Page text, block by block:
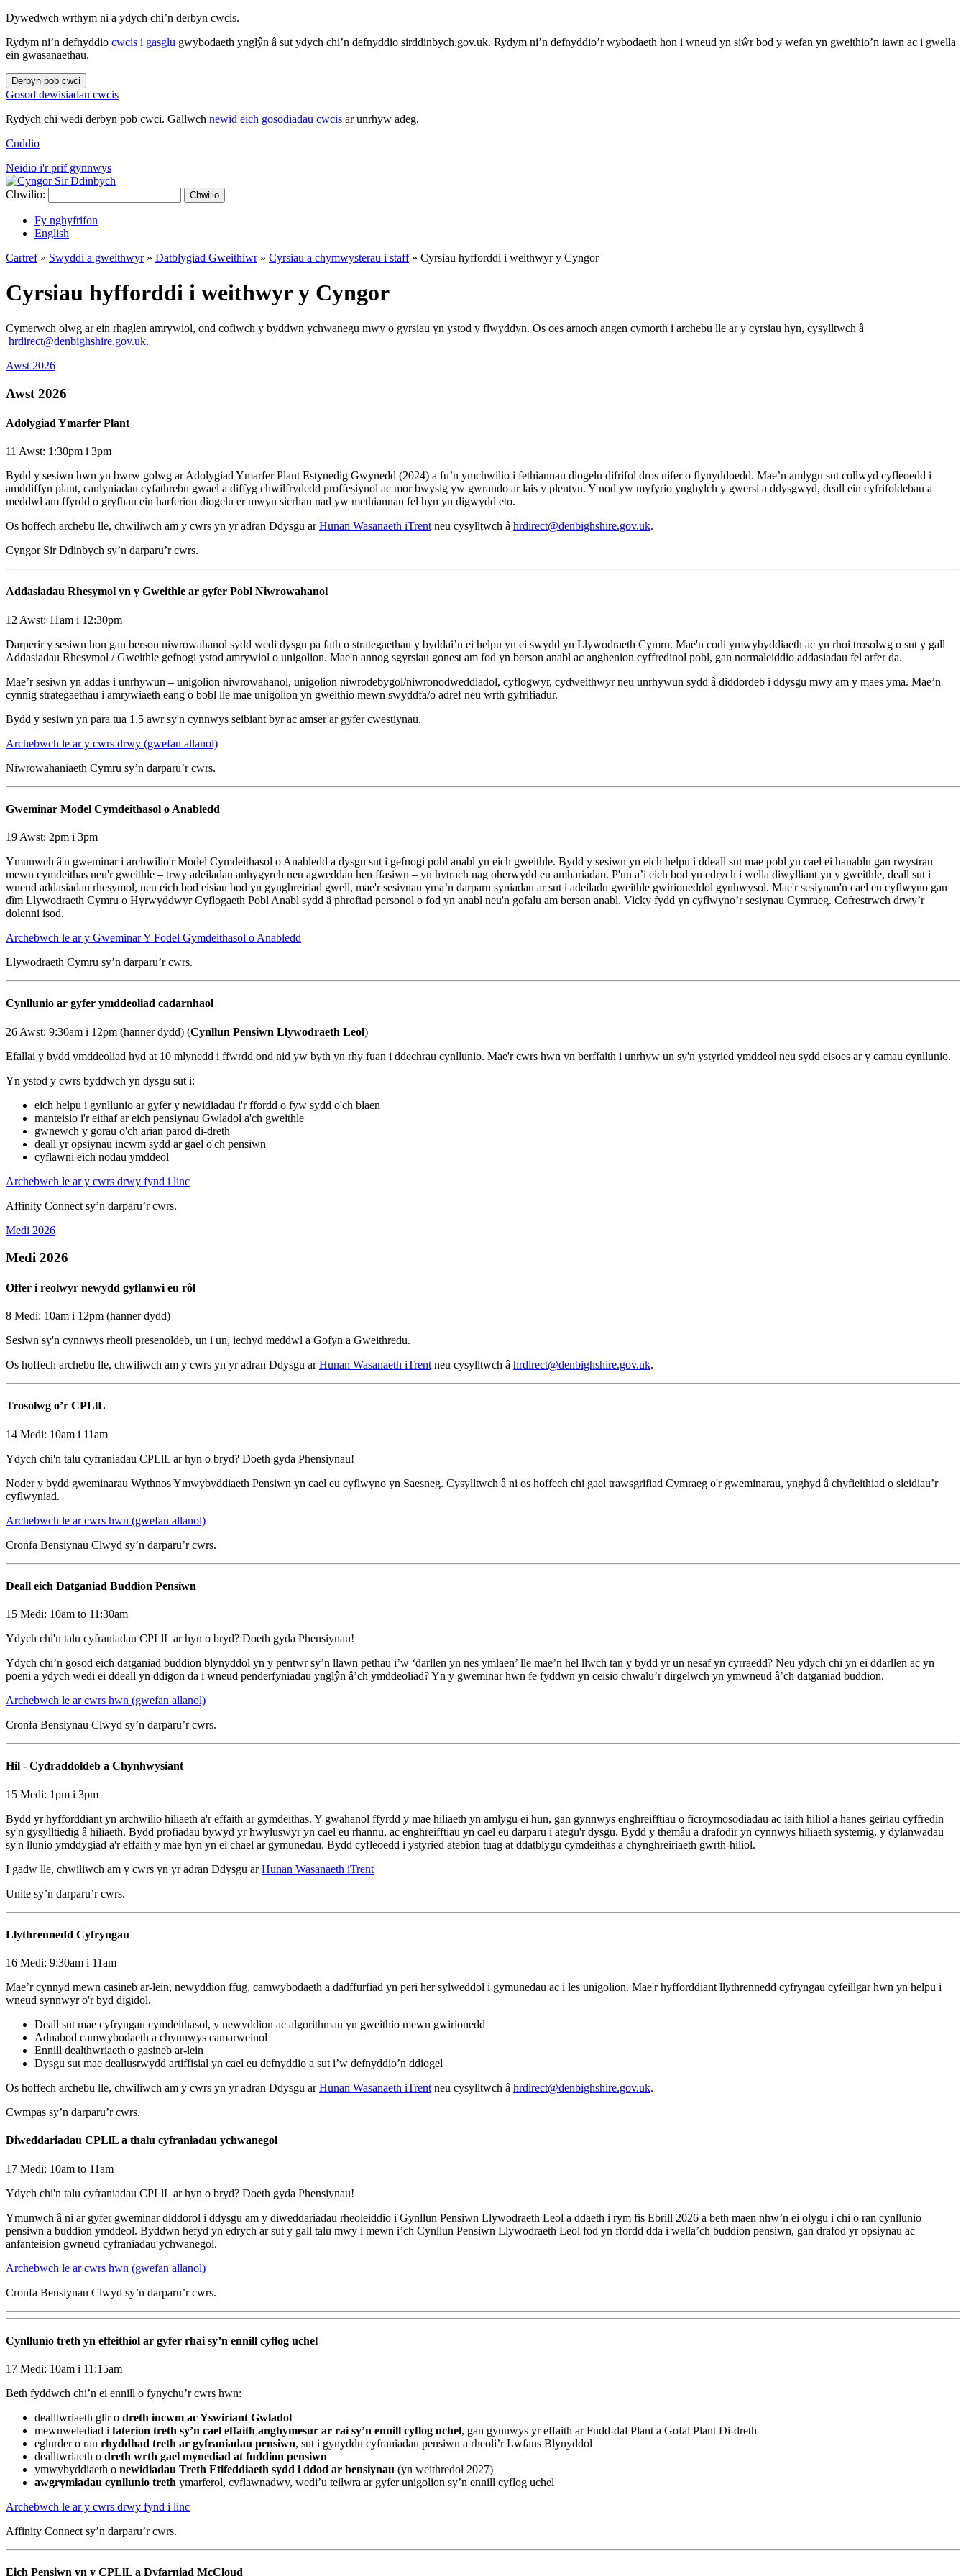
Dywedwch wrthym ni a ydych chi’n derbyn cwcis.
Rydym ni’n defnyddio cwcis i gasglu gwybodaeth ynglŷn â sut ydych chi’n defnyddio sirddinbych.gov.uk. Rydym ni’n defnyddio’r wybodaeth hon i wneud yn siŵr bod y wefan yn gweithio’n iawn ac i gwella
ein gwasanaethau.
Derbyn pob cwci
Gosod dewisiadau cwcis
Rydych chi wedi derbyn pob cwci. Gallwch newid eich gosodiadau cwcis ar unrhyw adeg.
Cuddio
Neidio i'r prif gynnwys
Chwilio: Chwilio
Fy nghyfrifon
English
Cartref» Swyddi a gweithwyr» Datblygiad Gweithiwr» Cyrsiau a chymwysterau i staff» Cyrsiau hyfforddi i weithwyr y Cyngor
Cyrsiau hyfforddi i weithwyr y Cyngor
Cymerwch olwg ar ein rhaglen amrywiol, ond cofiwch y byddwn ychwanegu mwy o gyrsiau yn ystod y flwyddyn. Os oes arnoch angen cymorth i archebu lle ar y cyrsiau hyn, cysylltwch â
hrdirect@denbighshire.gov.uk.
Awst 2026
Awst 2026
Adolygiad Ymarfer Plant
11 Awst: 1:30pm i 3pm
Bydd y sesiwn hwn yn bwrw golwg ar Adolygiad Ymarfer Plant Estynedig Gwynedd (2024) a fu’n ymchwilio i fethiannau diogelu difrifol dros nifer o flynyddoedd. Mae’n amlygu sut collwyd cyfleoedd i
amddiffyn plant, canlyniadau cyfathrebu gwael a diffyg chwilfrydedd proffesiynol ac mor bwysig yw gwrando ar lais y plentyn. Y nod yw myfyrio ynghylch y gwersi a ddysgwyd, deall ein cyfrifoldebau a
meddwl am ffyrdd o gryfhau ein harferion diogelu er mwyn sicrhau nad yw methiannau fel hyn yn digwydd eto.
Os hoffech archebu lle, chwiliwch am y cwrs yn yr adran Ddysgu arHunan Wasanaeth iTrent neu cysylltwch â hrdirect@denbighshire.gov.uk.
Cyngor Sir Ddinbych sy’n darparu’r cwrs.
Addasiadau Rhesymol yn y Gweithle ar gyfer Pobl Niwrowahanol
12 Awst: 11am i 12:30pm
Darperir y sesiwn hon gan berson niwrowahanol sydd wedi dysgu pa fath o strategaethau y byddai’n ei helpu yn ei swydd yn Llywodraeth Cymru. Mae'n codi ymwybyddiaeth ac yn rhoi trosolwg o sut y gall
Addasiadau Rhesymol / Gweithle gefnogi ystod amrywiol o unigolion. Mae'n annog sgyrsiau gonest am fod yn berson anabl ac anghenion cyffredinol pobl, gan normaleiddio addasiadau fel arfer da.
Mae’r sesiwn yn addas i unrhywun – unigolion niwrowahanol, unigolion niwrodebygol/niwronodweddiadol, cyflogwyr, cydweithwyr neu unrhywun sydd â diddordeb i ddysgu mwy am y maes yma. Mae’n
cynnig strategaethau i amrywiaeth eang o bobl lle mae unigolion yn gweithio mewn swyddfa/o adref neu wrth gyfrifiadur.
Bydd y sesiwn yn para tua 1.5 awr sy'n cynnwys seibiant byr ac amser ar gyfer cwestiynau.
Archebwch le ar y cwrs drwy (gwefan allanol)
Niwrowahaniaeth Cymru sy’n darparu’r cwrs.
Gweminar Model Cymdeithasol o Anabledd
19 Awst: 2pm i 3pm
Ymunwch â'n gweminar i archwilio'r Model Cymdeithasol o Anabledd a dysgu sut i gefnogi pobl anabl yn eich gweithle. Bydd y sesiwn yn eich helpu i ddeall sut mae pobl yn cael ei hanablu gan rwystrau
mewn cymdeithas neu'r gweithle – trwy adeiladau anhygyrch neu agweddau hen ffasiwn – yn hytrach nag oherwydd eu amhariadau. P'un a’i eich bod yn edrych i wella diwylliant yn y gweithle, deall sut i
wneud addasiadau rhesymol, neu eich bod eisiau bod yn gynghreiriad gwell, mae'r sesiynau yma’n darparu syniadau ar sut i adeiladu gweithle gwirioneddol gynhwysol. Mae'r sesiynau'n cael eu cyflwyno gan
dîm Llywodraeth Cymru o Hyrwyddwyr Cyflogaeth Pobl Anabl sydd â phrofiad personol o fod yn anabl neu'n gofalu am berson anabl. Vicky fydd yn cyflwyno’r sesiynau Cymraeg. Cofrestrwch drwy’r
dolenni isod.
Archebwch le ar y Gweminar Y Fodel Gymdeithasol o Anabledd
Llywodraeth Cymru sy’n darparu’r cwrs.
Cynllunio ar gyfer ymddeoliad cadarnhaol
26 Awst: 9:30am i 12pm (hanner dydd) (Cynllun Pensiwn Llywodraeth Leol)
Efallai y bydd ymddeoliad hyd at 10 mlynedd i ffwrdd ond nid yw byth yn rhy fuan i ddechrau cynllunio. Mae'r cwrs hwn yn berffaith i unrhyw un sy'n ystyried ymddeol neu sydd eisoes ar y camau cynllunio.
Yn ystod y cwrs byddwch yn dysgu sut i:
eich helpu i gynllunio ar gyfer y newidiadau i'r ffordd o fyw sydd o'ch blaen
manteisio i'r eithaf ar eich pensiynau Gwladol a'ch gweithle
gwnewch y gorau o'ch arian parod di-dreth
deall yr opsiynau incwm sydd ar gael o'ch pensiwn
cyflawni eich nodau ymddeol
Archebwch le ar y cwrs drwy fynd i linc
Affinity Connect sy’n darparu’r cwrs.
Medi 2026
Medi 2026
Offer i reolwyr newydd gyflanwi eu rôl
8 Medi: 10am i 12pm (hanner dydd)
Sesiwn sy'n cynnwys rheoli presenoldeb, un i un, iechyd meddwl a Gofyn a Gweithredu.
Os hoffech archebu lle, chwiliwch am y cwrs yn yr adran Ddysgu arHunan Wasanaeth iTrent neu cysylltwch â hrdirect@denbighshire.gov.uk.
Trosolwg o’r CPLlL
14 Medi: 10am i 11am
Ydych chi'n talu cyfraniadau CPLlL ar hyn o bryd? Doeth gyda Phensiynau!
Noder y bydd gweminarau Wythnos Ymwybyddiaeth Pensiwn yn cael eu cyflwyno yn Saesneg. Cysylltwch â ni os hoffech chi gael trawsgrifiad Cymraeg o'r gweminarau, ynghyd â chyfieithiad o sleidiau’r
cyflwyniad.
Archebwch le ar cwrs hwn (gwefan allanol)
Cronfa Bensiynau Clwyd sy’n darparu’r cwrs.
Deall eich Datganiad Buddion Pensiwn
15 Medi: 10am to 11:30am
Ydych chi'n talu cyfraniadau CPLlL ar hyn o bryd? Doeth gyda Phensiynau!
Ydych chi’n gosod eich datganiad buddion blynyddol yn y pentwr sy’n llawn pethau i’w ‘darllen yn nes ymlaen’ lle mae’n hel llwch tan y bydd yr un nesaf yn cyrraedd? Neu ydych chi yn ei ddarllen ac yn
poeni a ydych wedi ei ddeall yn ddigon da i wneud penderfyniadau ynglŷn â’ch ymddeoliad? Yn y gweminar hwn fe fyddwn yn ceisio chwalu’r dirgelwch yn ymwneud â’ch datganiad buddion.
Archebwch le ar cwrs hwn (gwefan allanol)
Cronfa Bensiynau Clwyd sy’n darparu’r cwrs.
Hil - Cydraddoldeb a Chynhwysiant
15 Medi: 1pm i 3pm
Bydd yr hyfforddiant yn archwilio hiliaeth a'r effaith ar gymdeithas. Y gwahanol ffyrdd y mae hiliaeth yn amlygu ei hun, gan gynnwys enghreifftiau o ficroymosodiadau ac iaith hiliol a hanes geiriau cyffredin
sy'n gysylltiedig â hiliaeth. Bydd profiadau bywyd yr hwyluswyr yn cael eu rhannu, ac enghreifftiau yn cael eu darparu i ategu'r dysgu. Bydd y themâu a drafodir yn cynnwys hiliaeth systemig, y dylanwadau
sy'n llunio ymddygiad a'r effaith y mae hyn yn ei chael ar gymunedau. Bydd cyfleoedd i ystyried atebion tuag at ddatblygu cymdeithas a chynghreiriaeth gwrth-hiliol.
I gadw lle, chwiliwch am y cwrs yn yr adran Ddysgu arHunan Wasanaeth iTrent
Unite sy’n darparu’r cwrs.
Llythrennedd Cyfryngau
16 Medi: 9:30am i 11am
Mae’r cynnyd mewn casineb ar-lein, newyddion ffug, camwybodaeth a dadffurfiad yn peri her sylweddol i gymunedau ac i les unigolion. Mae'r hyfforddiant llythrennedd cyfryngau cyfeillgar hwn yn helpu i
wneud synnwyr o'r byd digidol.
Deall sut mae cyfryngau cymdeithasol, y newyddion ac algorithmau yn gweithio mewn gwirionedd
Adnabod camwybodaeth a chynnwys camarweinol
Ennill dealthwriaeth o gasineb ar-lein
Dysgu sut mae deallusrwydd artiffisial yn cael eu defnyddio a sut i’w defnyddio’n ddiogel
Os hoffech archebu lle, chwiliwch am y cwrs yn yr adran Ddysgu arHunan Wasanaeth iTrent neu cysylltwch â hrdirect@denbighshire.gov.uk.
Cwmpas sy’n darparu’r cwrs.
Diweddariadau CPLlL a thalu cyfraniadau ychwanegol
17 Medi: 10am to 11am
Ydych chi'n talu cyfraniadau CPLlL ar hyn o bryd? Doeth gyda Phensiynau!
Ymunwch â ni ar gyfer gweminar diddorol i ddysgu am y diweddariadau rheoleiddio i Gynllun Pensiwn Llywodraeth Leol a ddaeth i rym fis Ebrill 2026 a beth maen nhw’n ei olygu i chi o ran cynllunio
pensiwn a buddion ymddeol. Byddwn hefyd yn edrych ar sut y gall talu mwy i mewn i’ch Cynllun Pensiwn Llywodraeth Leol fod yn ffordd dda i wella’ch buddion pensiwn, gan drafod yr opsiynau ac
anfanteision gwneud cyfraniadau ychwanegol.
Archebwch le ar cwrs hwn (gwefan allanol)
Cronfa Bensiynau Clwyd sy’n darparu’r cwrs.
Cynllunio treth yn effeithiol ar gyfer rhai sy’n ennill cyflog uchel
17 Medi: 10am i 11:15am
Beth fyddwch chi’n ei ennill o fynychu’r cwrs hwn:
dealltwriaeth glir o dreth incwm ac Yswiriant Gwladol
mewnwelediad i faterion treth sy’n cael effaith anghymesur ar rai sy’n ennill cyflog uchel, gan gynnwys yr effaith ar Fudd-dal Plant a Gofal Plant Di-dreth
eglurder o ran rhyddhad treth ar gyfraniadau pensiwn, sut i gynyddu cyfraniadau pensiwn a rheoli’r Lwfans Blynyddol
dealltwriaeth o dreth wrth gael mynediad at fuddion pensiwn
ymwybyddiaeth o newidiadau Treth Etifeddiaeth sydd i ddod ar bensiynau (yn weithredol 2027)
awgrymiadau cynllunio treth ymarferol, cyflawnadwy, wedi’u teilwra ar gyfer unigolion sy’n ennill cyflog uchel
Archebwch le ar y cwrs drwy fynd i linc
Affinity Connect sy’n darparu’r cwrs.
Eich Pensiwn yn y CPLlL a Dyfarniad McCloud